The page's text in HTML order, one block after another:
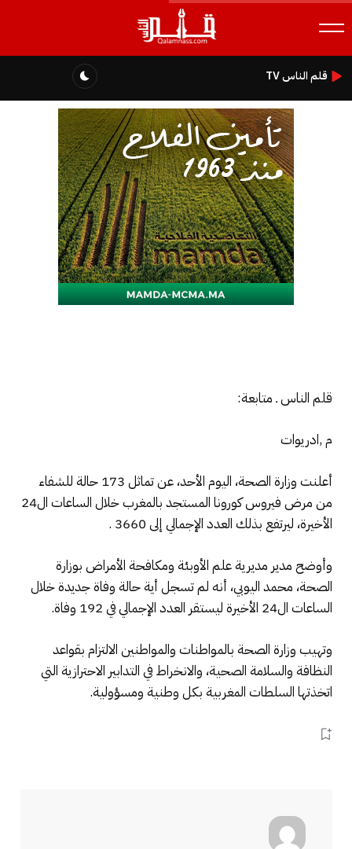
قلم الناس TV
قلم الناس ـ متابعة:
م ,ادريوات
أعلنت وزارة الصحة، اليوم الأحد، عن تماثل 173 حالة للشفاء
من مرض فيروس كورونا المستجد بالمغرب خلال الساعات ال24
الأخيرة، ليرتفع بذلك العدد الإجمالي إلى 3660 .
وأوضح مدير مديرية علم الأوبئة ومكافحة الأمراض بوزارة
الصحة، محمد اليوبي، أنه لم تسجل أية حالة وفاة جديدة خلال
الساعات ال24 الأخيرة ليستقر العدد الإجمالي في 192 وفاة.
وتهيب وزارة الصحة بالمواطنات والمواطنين الالتزام بقواعد
النظافة والسلامة الصحية، والانخراط في التدابير الاحترازية التي
اتخذتها السلطات المغربية بكل وطنية ومسؤولية.